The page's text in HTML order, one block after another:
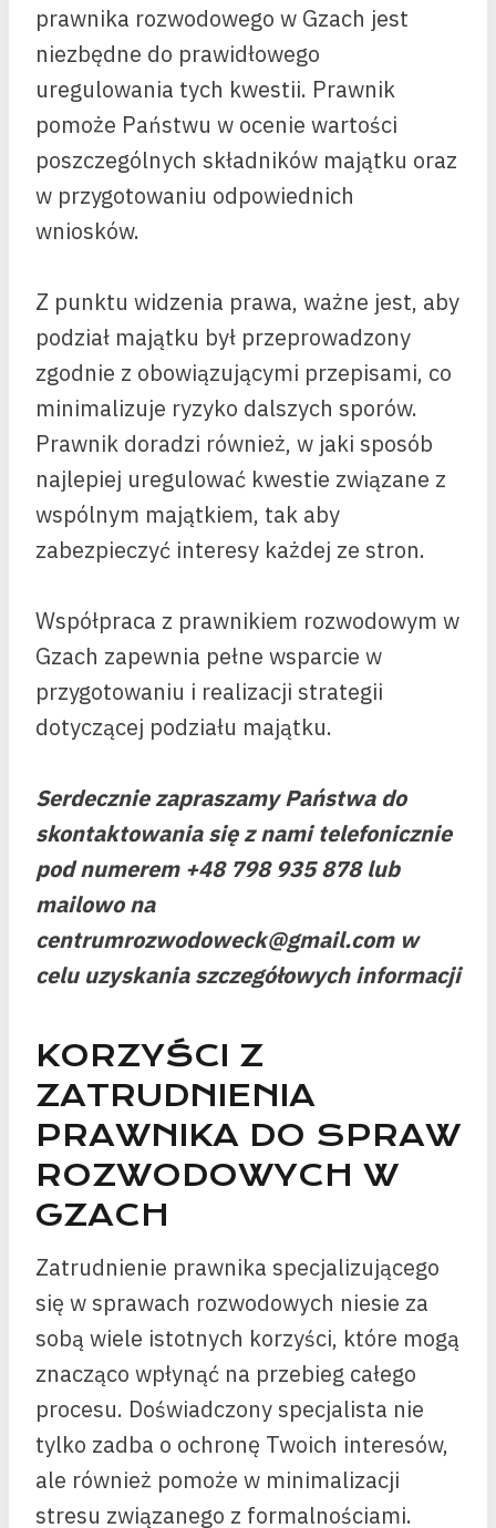
prawnika rozwodowego w Gzach jest
niezbędne do prawidłowego
uregulowania tych kwestii. Prawnik
pomoże Państwu w ocenie wartości
poszczególnych składników majątku oraz
w przygotowaniu odpowiednich
wniosków.
Z punktu widzenia prawa, ważne jest, aby
podział majątku był przeprowadzony
zgodnie z obowiązującymi przepisami, co
minimalizuje ryzyko dalszych sporów.
Prawnik doradzi również, w jaki sposób
najlepiej uregulować kwestie związane z
wspólnym majątkiem, tak aby
zabezpieczyć interesy każdej ze stron.
Współpraca z prawnikiem rozwodowym w
Gzach zapewnia pełne wsparcie w
przygotowaniu i realizacji strategii
dotyczącej podziału majątku.
Serdecznie zapraszamy Państwa do
skontaktowania się z nami telefonicznie
pod numerem +48 798 935 878 lub
mailowo na
centrumrozwodoweck@gmail.com w
celu uzyskania szczegółowych informacji
KORZYŚCI Z
ZATRUDNIENIA
PRAWNIKA DO SPRAW
ROZWODOWYCH W
GZACH
Zatrudnienie prawnika specjalizującego
się w sprawach rozwodowych niesie za
sobą wiele istotnych korzyści, które mogą
znacząco wpłynąć na przebieg całego
procesu. Doświadczony specjalista nie
tylko zadba o ochronę Twoich interesów,
ale również pomoże w minimalizacji
stresu związanego z formalnościami.